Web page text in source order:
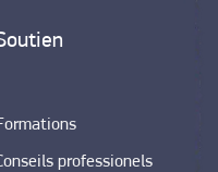
professionels